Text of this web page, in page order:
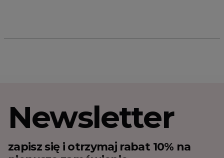
Newsletter
zapisz się i otrzymaj rabat 10% na